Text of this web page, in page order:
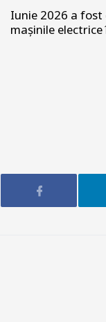
Iunie 2026 a fost
mașinile